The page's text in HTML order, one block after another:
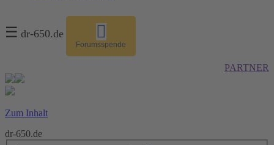
☰ dr-650.de
Forumsspende
PARTNER
Zum Inhalt
dr-650.de